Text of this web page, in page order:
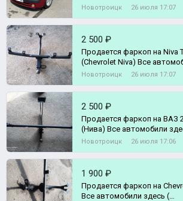
экономичный автомобиль.
Новотроицк 26 июля 17:07
2 500 ₽
Продается фаркоп на Niva Travel
(Chevrolet Niva) Все автомобили
здесь ( https://vk.ru/avto_lider
Новотроицк 26 июля 17:07
2 500 ₽
Продается фаркоп на ВАЗ 2121
(Нива) Все автомобили здесь (
https://vk.ru/avto_lider_56 )
Новотроицк 26 июля 17:06
1 900 ₽
Продается фаркоп на Chevrolet Niva
Все автомобили здесь (